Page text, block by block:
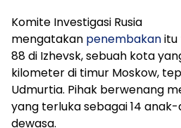
Komite Investigasi Rusia
mengatakan penembakanitu
88 di Izhevsk, sebuah kota
kilometer di timur Moskow,
Udmurtia. Pihak berwenang
yang terluka sebagai 14
dewasa.